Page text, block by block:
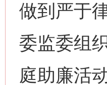
做到严于
委监委组
庭助廉活